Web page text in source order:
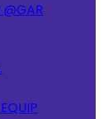
@GAR